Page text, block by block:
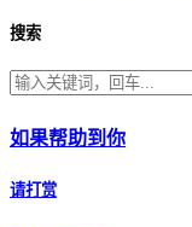
搜索
如果帮助到你
请打赏